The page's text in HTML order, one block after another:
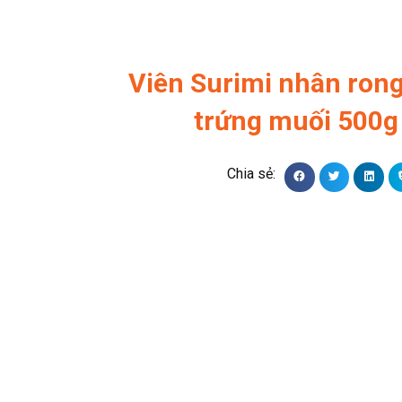
Viên Surimi nhân
trứng muối 500g